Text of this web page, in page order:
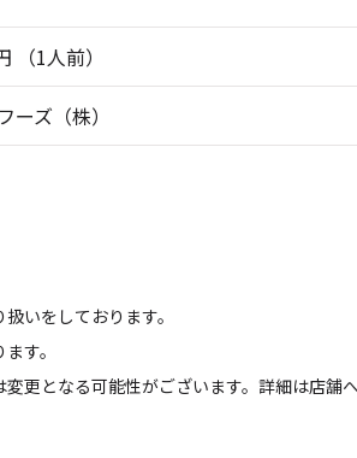
（1人前）
ーズ（株）
いをしております。
す。
更となる可能性がございます。詳細は店舗